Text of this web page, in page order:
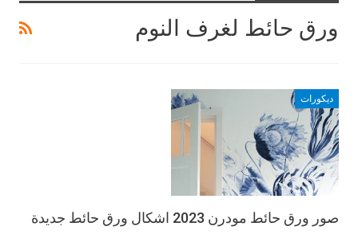
ورق حائط لغرف النوم
ديكورات
صور ورق حائط مودرن 2023 اشكال ورق حائط جديدة